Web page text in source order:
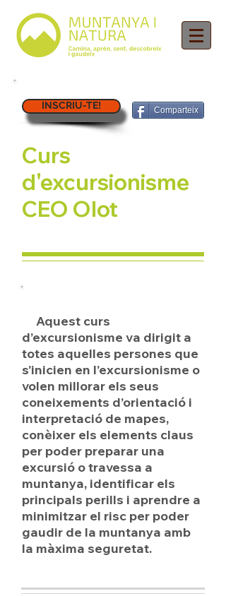
INSCRIU-TE! Comparteix
Curs
d'excursionisme
CEO Olot
Aquest curs
d’excursionisme va dirigit a
totes aquelles persones que
s’inicien en l’excursionisme o
volen millorar els seus
coneixements d’orientació i
interpretació de mapes,
conèixer els elements claus
per poder preparar una
excursió o travessa a
muntanya, identificar els
principals perills i aprendre a
minimitzar el risc per poder
gaudir de la muntanya amb
la màxima seguretat.